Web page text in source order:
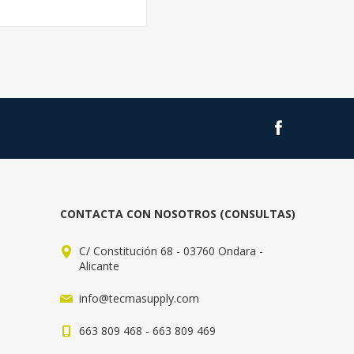
CONTACTA CON NOSOTROS (CONSULTAS)
C/ Constitución 68 - 03760 Ondara -
Alicante
info@tecmasupply.com
663 809 468 - 663 809 469